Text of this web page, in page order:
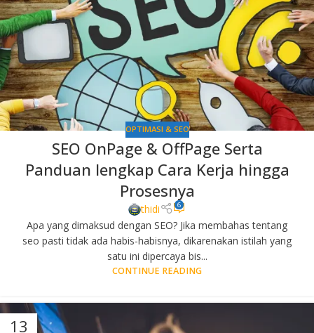
OPTIMASI & SEO
SEO OnPage & OffPage Serta
Panduan lengkap Cara Kerja hingga
Prosesnya
thidi 6
Apa yang dimaksud dengan SEO? Jika membahas tentang
seo pasti tidak ada habis-habisnya, dikarenakan istilah yang
satu ini dipercaya bis...
CONTINUE READING
13